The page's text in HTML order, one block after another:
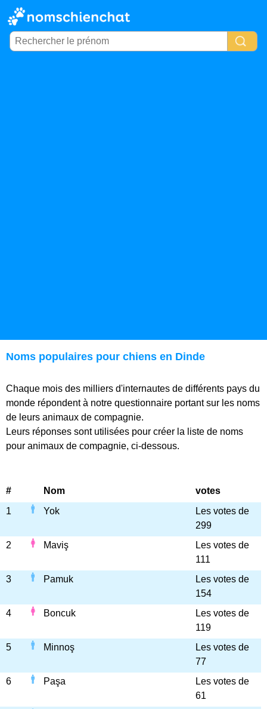
Noms populaires pour chiens en Dinde
Chaque mois des milliers d'internautes de différents pays du
monde répondent à notre questionnaire portant sur les noms
de leurs animaux de compagnie.
Leurs réponses sont utilisées pour créer la liste de noms
pour animaux de compagnie, ci-dessous.
# Nom
votes
1
Yok
Les votes de
299
2
Maviş
Les votes de
111
3
Pamuk
Les votes de
154
4
Boncuk
Les votes de
119
5
Minnoş
Les votes de
77
6
Paşa
Les votes de
61